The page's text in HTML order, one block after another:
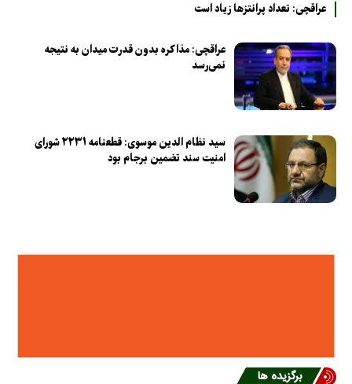
عراقچی: تعداد پرانتزها زیاد است
عراقچی: مذاکره بدون قدرت میدان به نتیجه
نمی‌رسد
سید نظام الدین موسوی: قطعنامه ۲۲۳۱ شورای
امنیت سند تضمین برجام بود
برگزیده ها